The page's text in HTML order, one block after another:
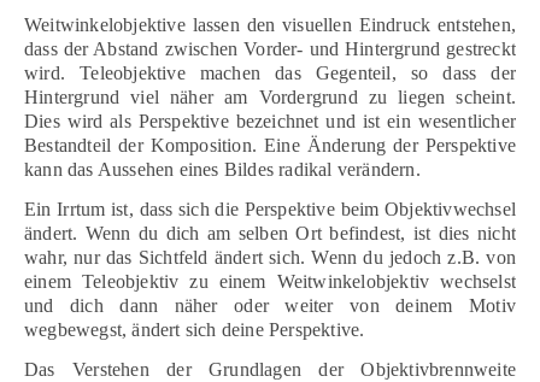
Weitwinkelobjektive lassen den visuellen Eindruck entstehen,
dass der Abstand zwischen Vorder- und Hintergrund gestreckt
wird. Teleobjektive machen das Gegenteil, so dass der
Hintergrund viel näher am Vordergrund zu liegen scheint.
Dies wird als Perspektive bezeichnet und ist ein wesentlicher
Bestandteil der Komposition. Eine Änderung der Perspektive
kann das Aussehen eines Bildes radikal verändern.
Ein Irrtum ist, dass sich die Perspektive beim Objektivwechsel
ändert. Wenn du dich am selben Ort befindest, ist dies nicht
wahr, nur das Sichtfeld ändert sich. Wenn du jedoch z.B. von
einem Teleobjektiv zu einem Weitwinkelobjektiv wechselst
und dich dann näher oder weiter von deinem Motiv
wegbewegst, ändert sich deine Perspektive.
Das Verstehen der Grundlagen der Objektivbrennweite